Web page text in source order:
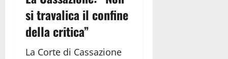
si travalica il confine
della critica”
La Corte di Cassazione